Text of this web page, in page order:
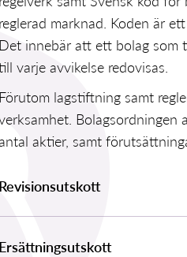
reglerad marknad. Koden är
Det innebär att ett bolag som
varje avvikelse redovisas.
Förutom lagstiftning samt
Bolagsordningen
aktier, samt
Revisionsutskott
Ersättningsutskott